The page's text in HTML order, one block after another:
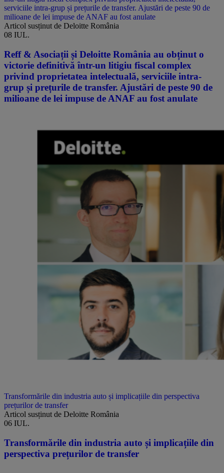
serviciile intra-grup și prețurile de transfer. Ajustări de peste 90 de
milioane de lei impuse de ANAF au fost anulate
Articol susținut de Deloitte România
08 IUL.
Reff & Asociații și Deloitte România au obținut o
victorie definitivă într-un litigiu fiscal complex
privind proprietatea intelectuală, serviciile intra-
grup și prețurile de transfer. Ajustări de peste 90 de
milioane de lei impuse de ANAF au fost anulate
Transformările din industria auto și implicațiile din perspectiva
prețurilor de transfer
Articol susținut de Deloitte România
06 IUL.
Transformările din industria auto și implicațiile din
perspectiva prețurilor de transfer